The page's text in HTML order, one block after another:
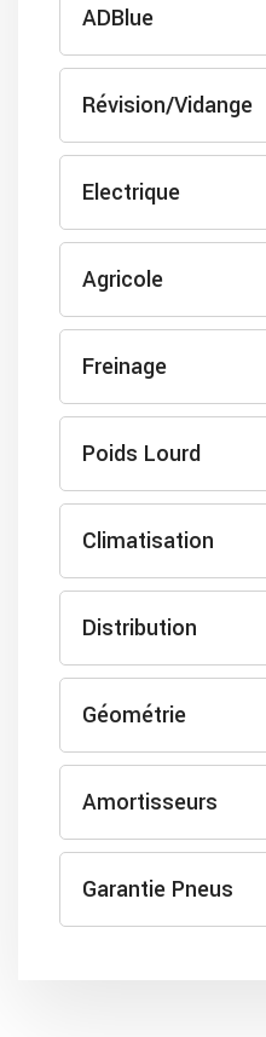
ADBlue
Révision/Vidange
Electrique
Agricole
Freinage
Poids Lourd
Climatisation
Distribution
Géométrie
Amortisseurs
Garantie Pneus